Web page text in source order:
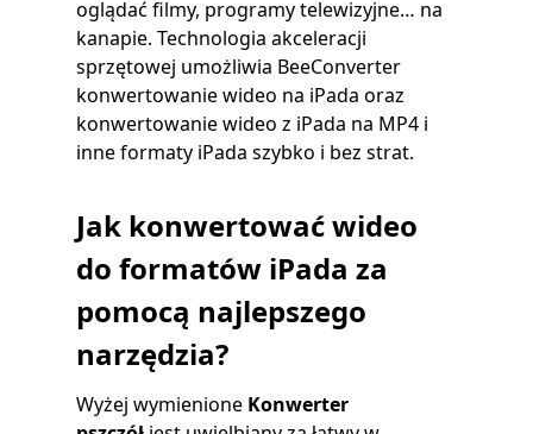
oglądać filmy, programy telewizyjne… na
kanapie. Technologia akceleracji
sprzętowej umożliwia BeeConverter
konwertowanie wideo na iPada oraz
konwertowanie wideo z iPada na MP4 i
inne formaty iPada szybko i bez strat.
Jak konwertować wideo
do formatów iPada za
pomocą najlepszego
narzędzia?
Wyżej wymienione Konwerter